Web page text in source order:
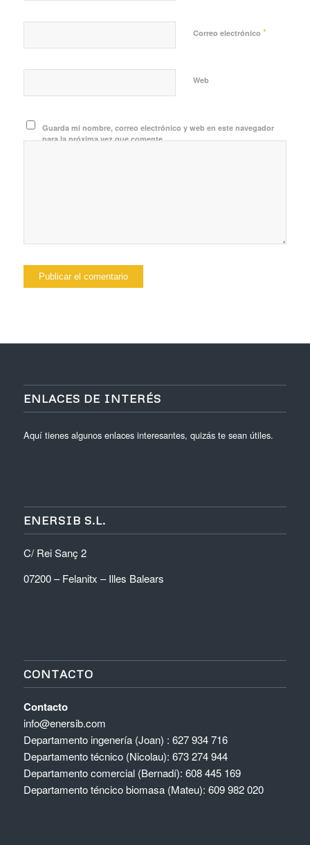
Correo electrónico *
Web
Guarda mi nombre, correo electrónico y web en este navegador
para la próxima vez que comente.
ENLACES DE INTERÉS
Aquí tienes algunos enlaces interesantes, quizás te sean útiles.
ENERSIB S.L.
C/ Rei Sanç 2
07200 – Felanitx – Illes Balears
CONTACTO
Contacto
info@enersib.com
Departamento ingenería (Joan) : 627 934 716
Departamento técnico (Nicolau): 673 274 944
Departamento comercial (Bernadí): 608 445 169
Departamento téncico biomasa (Mateu): 609 982 020